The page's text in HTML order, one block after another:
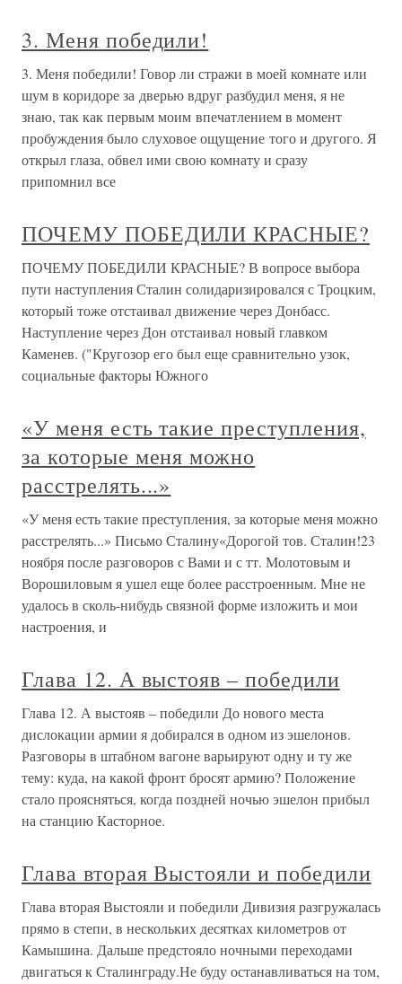
3. Меня победили!
3. Меня победили! Говор ли стражи в моей комнате или
шум в коридоре за дверью вдруг разбудил меня, я не
знаю, так как первым моим впечатлением в момент
пробуждения было слуховое ощущение того и другого. Я
открыл глаза, обвел ими свою комнату и сразу
припомнил все
ПОЧЕМУ ПОБЕДИЛИ КРАСНЫЕ?
ПОЧЕМУ ПОБЕДИЛИ КРАСНЫЕ? В вопросе выбора
пути наступления Сталин солидаризировался с Троцким,
который тоже отстаивал движение через Донбасс.
Наступление через Дон отстаивал новый главком
Каменев. ("Кругозор его был еще сравнительно узок,
социальные факторы Южного
«У меня есть такие преступления,
за которые меня можно
расстрелять...»
«У меня есть такие преступления, за которые меня можно
расстрелять...» Письмо Сталину«Дорогой тов. Сталин!23
ноября после разговоров с Вами и с тт. Молотовым и
Ворошиловым я ушел еще более расстроенным. Мне не
удалось в сколь-нибудь связной форме изложить и мои
настроения, и
Глава 12. А выстояв – победили
Глава 12. А выстояв – победили До нового места
дислокации армии я добирался в одном из эшелонов.
Разговоры в штабном вагоне варьируют одну и ту же
тему: куда, на какой фронт бросят армию? Положение
стало проясняться, когда поздней ночью эшелон прибыл
на станцию Касторное.
Глава вторая Выстояли и победили
Глава вторая Выстояли и победили Дивизия разгружалась
прямо в степи, в нескольких десятках километров от
Камышина. Дальше предстояло ночными переходами
двигаться к Сталинграду.Не буду останавливаться на том,